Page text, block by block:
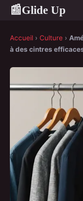
📰Glide Up
Accueil › Culture ›
à des cintres